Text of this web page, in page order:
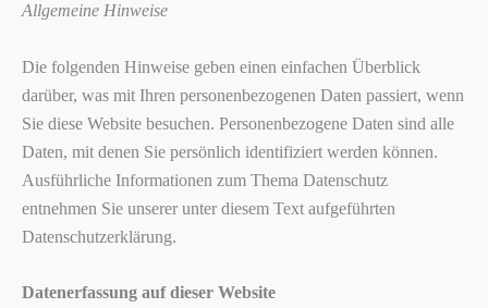
Allgemeine Hinweise
Die folgenden Hinweise geben einen einfachen Überblick
darüber, was mit Ihren personenbezogenen Daten passiert, wenn
Sie diese Website besuchen. Personenbezogene Daten sind alle
Daten, mit denen Sie persönlich identifiziert werden können.
Ausführliche Informationen zum Thema Datenschutz
entnehmen Sie unserer unter diesem Text aufgeführten
Datenschutzerklärung.
Datenerfassung auf dieser Website